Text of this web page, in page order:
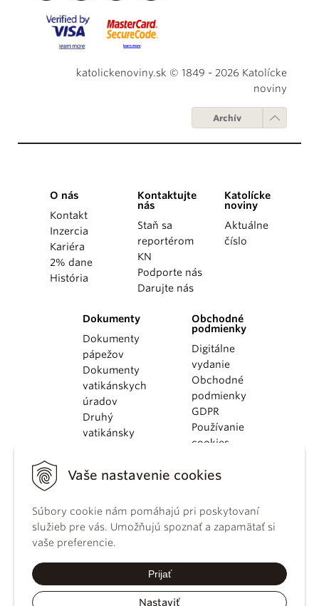
Vaše nastavenie cookies
Súbory cookie nám pomáhajú pri poskytovaní
služieb pre vás. Umožňujú spoznať a zapamätať si
vaše preferencie.
Prijať
Nastaviť
katolickenoviny.sk © 1849 - 2026 Katolícke
noviny
Archív
O nás
Kontakt
Inzercia
Kariéra
2% dane
História
Kontaktujte
nás
Staň sa
reportérom
KN
Podporte nás
Darujte nás
Katolícke
noviny
Aktuálne
číslo
Dokumenty
Dokumenty
pápežov
Dokumenty
vatikánskych
úradov
Druhý
vatikánsky
KBS
kánonického
práva
Katechizmus
Obchodné
podmienky
Digitálne
vydanie
Obchodné
podmienky
GDPR
Používanie
cookies